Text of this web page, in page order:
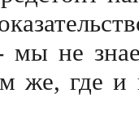
мы не
же, где и